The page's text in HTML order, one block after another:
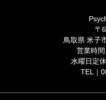
〒
鳥取県 米子
営業時
水曜日定
TEL｜